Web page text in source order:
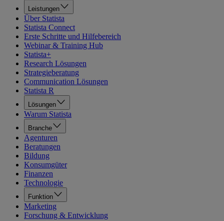
Leistungen
Über Statista
Statista Connect
Erste Schritte und Hilfebereich
Webinar & Training Hub
Statista+
Research Lösungen
Strategieberatung
Communication Lösungen
Statista R
Lösungen
Warum Statista
Branche
Agenturen
Beratungen
Bildung
Konsumgüter
Finanzen
Technologie
Funktion
Marketing
Forschung & Entwicklung